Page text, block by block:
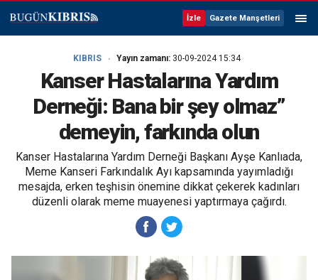
İzle Gazete Manşetleri
KIBRIS Yayın zamanı: 30-09-2024 15:34
Kanser Hastalarına Yardım
Derneği: Bana bir şey olmaz”
demeyin, farkında olun
Kanser Hastalarına Yardım Derneği Başkanı Ayşe Kanlıada,
Meme Kanseri Farkındalık Ayı kapsamında yayımladığı
mesajda, erken teşhisin önemine dikkat çekerek kadınları
düzenli olarak meme muayenesi yaptırmaya çağırdı.